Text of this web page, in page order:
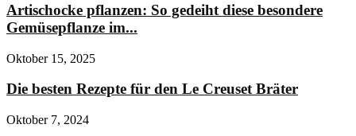
Artischocke pflanzen: So gedeiht diese besondere
Gemüsepflanze im...
Oktober 15, 2025
Die besten Rezepte für den Le Creuset Bräter
Oktober 7, 2024